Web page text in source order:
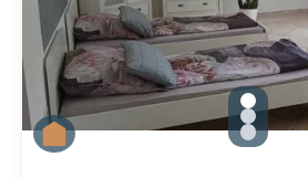
Zu Slide
Zu
Zu Slide